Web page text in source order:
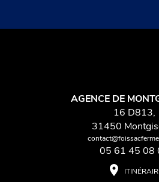
AGENCE DE
16 D813,
31450
05 61 45 08
place